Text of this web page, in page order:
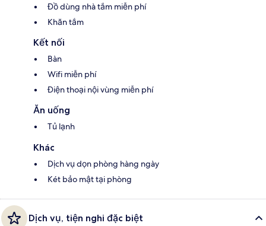
Đồ dùng nhà tắm miễn phí
Khăn tắm
Kết nối
Bàn
Wifi miễn phí
Điện thoại nội vùng miễn phí
Ăn uống
Tủ lạnh
Khác
Dịch vụ dọn phòng hàng ngày
Két bảo mật tại phòng
Dịch vụ, tiện nghi đặc biệt